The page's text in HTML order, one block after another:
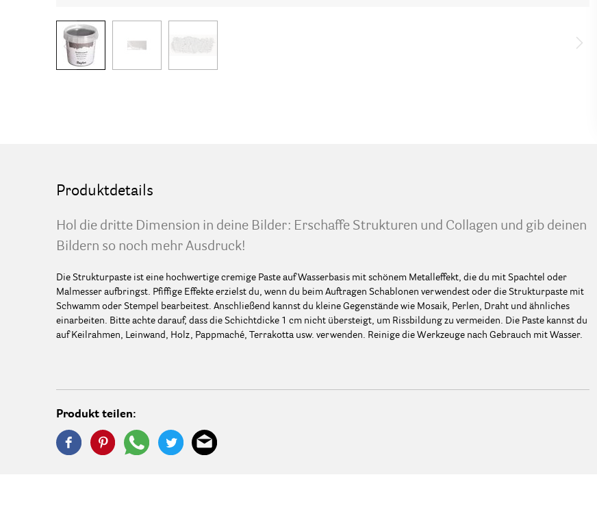
Produktdetails
Hol die dritte Dimension in deine Bilder: Erschaffe Strukturen und Collagen und gib deinen
Bildern so noch mehr Ausdruck!
Die Strukturpaste ist eine hochwertige cremige Paste auf Wasserbasis mit schönem Metalleffekt, die du mit Spachtel oder
Malmesser aufbringst. Pfiffige Effekte erzielst du, wenn du beim Auftragen Schablonen verwendest oder die Strukturpaste mit
Schwamm oder Stempel bearbeitest. Anschließend kannst du kleine Gegenstände wie Mosaik, Perlen, Draht und ähnliches
einarbeiten. Bitte achte darauf, dass die Schichtdicke 1 cm nicht übersteigt, um Rissbildung zu vermeiden. Die Paste kannst du
auf Keilrahmen, Leinwand, Holz, Pappmaché, Terrakotta usw. verwenden. Reinige die Werkzeuge nach Gebrauch mit Wasser.
Produkt teilen: